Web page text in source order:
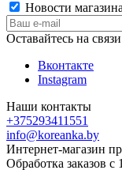
Новости
Оставайтесь на связи
Вконтакте
Instagram
Наши контакты
+375293411551
info@koreanka.by
Интернет-магазин
Обработка заказов с